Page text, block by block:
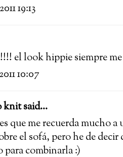
19:13
el look hippie siempre
10:07
knitsaid...
que me recuerda mucho
el sofá, pero he de
para combinarla :)